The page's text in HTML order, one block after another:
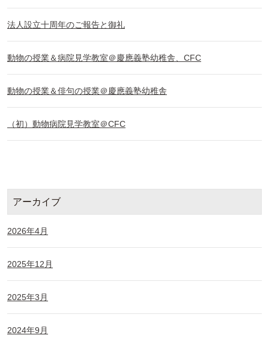
法人設立十周年のご報告と御礼
動物の授業＆病院見学教室＠慶應義塾幼稚舎、CFC
動物の授業＆俳句の授業＠慶應義塾幼稚舎
（初）動物病院見学教室＠CFC
アーカイブ
2026年4月
2025年12月
2025年3月
2024年9月